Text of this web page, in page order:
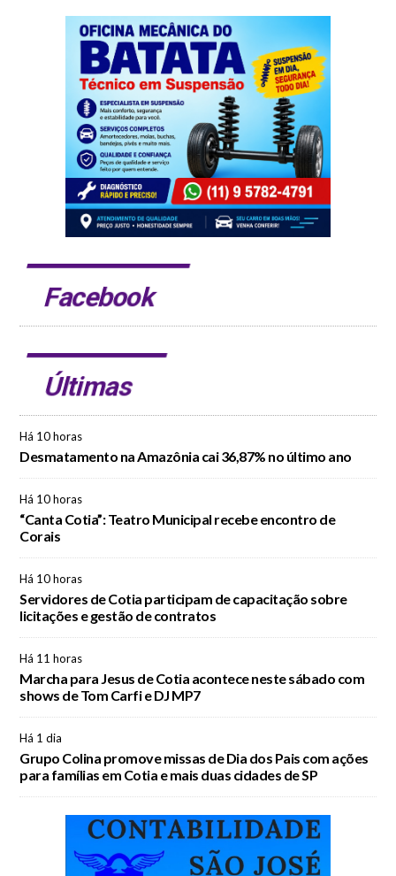
Facebook
Últimas
Há 10 horas
Desmatamento na Amazônia cai 36,87% no último ano
Há 10 horas
“Canta Cotia”: Teatro Municipal recebe encontro de
Corais
Há 10 horas
Servidores de Cotia participam de capacitação sobre
licitações e gestão de contratos
Há 11 horas
Marcha para Jesus de Cotia acontece neste sábado com
shows de Tom Carfi e DJ MP7
Há 1 dia
Grupo Colina promove missas de Dia dos Pais com ações
para famílias em Cotia e mais duas cidades de SP